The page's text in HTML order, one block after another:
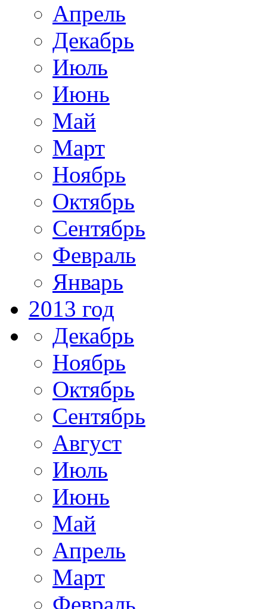
Апрель
Декабрь
Июль
Июнь
Май
Март
Ноябрь
Октябрь
Сентябрь
Февраль
Январь
2013 год
Декабрь
Ноябрь
Октябрь
Сентябрь
Август
Июль
Июнь
Май
Апрель
Март